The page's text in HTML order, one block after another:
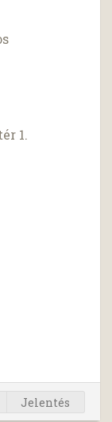
1.
Jelentés